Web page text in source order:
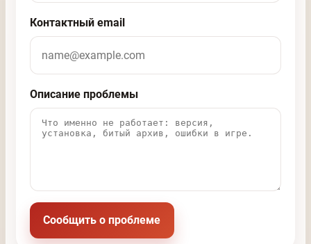
Контактный email
Описание проблемы
Сообщить о проблеме